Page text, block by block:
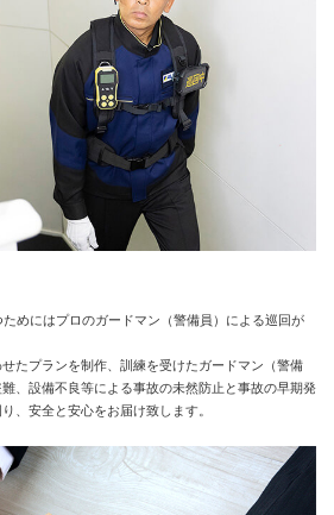
めにはプロのガードマン（警備員）による巡回が
たプランを制作、訓練を受けたガードマン（警備
、設備不良等による事故の未然防止と事故の早期発
、安全と安心をお届け致します。